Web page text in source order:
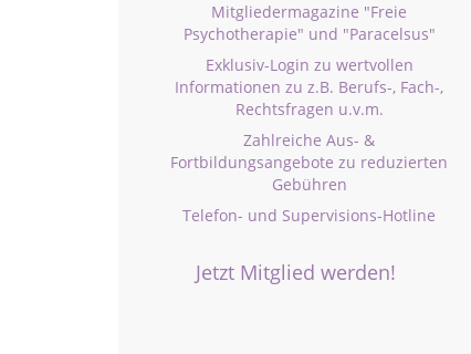
Mitgliedermagazine "Freie
Psychotherapie" und "Paracelsus"
Exklusiv-Login zu wertvollen
Informationen zu z.B. Berufs-, Fach-,
Rechtsfragen u.v.m.
Zahlreiche Aus- &
Fortbildungsangebote zu reduzierten
Gebühren
Telefon- und Supervisions-Hotline
Jetzt Mitglied werden!